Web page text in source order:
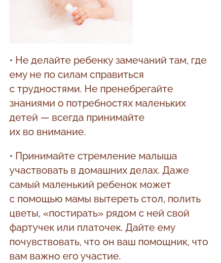
• Не делайте ребенку замечаний там, где
ему не по силам справиться
с трудностями. Не пренебрегайте
знаниями о потребностях маленьких
детей — всегда принимайте
их во внимание.
• Принимайте стремление малыша
участвовать в домашних делах. Даже
самый маленький ребенок может
с помощью мамы вытереть стол, полить
цветы, «постирать» рядом с ней свой
фартучек или платочек. Дайте ему
почувствовать, что он ваш помощник, что
вам важно его участие.